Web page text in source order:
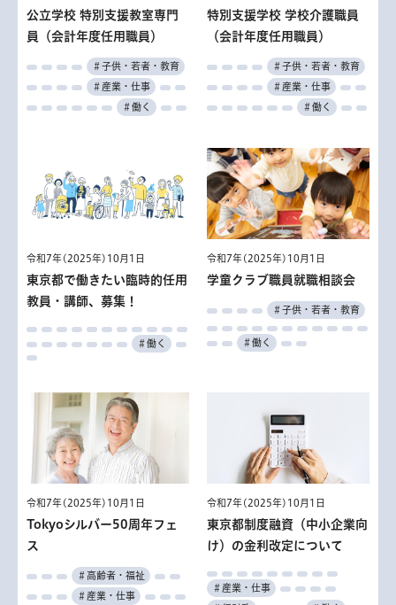
公立学校 特別支援教室専門
員（会計年度任用職員）
＃子供・若者・教育
＃産業・仕事
＃働く
特別支援学校 学校介護職員
（会計年度任用職員）
＃子供・若者・教育
＃産業・仕事
＃働く
令和7年(2025年)10月1日
東京都で働きたい臨時的任用
教員・講師、募集！
＃働く
令和7年(2025年)10月1日
学童クラブ職員就職相談会
＃子供・若者・教育
＃働く
令和7年(2025年)10月1日
Tokyoシルバー50周年フェ
ス
＃高齢者・福祉
＃産業・仕事
令和7年(2025年)10月1日
東京都制度融資（中小企業向
け）の金利改定について
＃産業・仕事